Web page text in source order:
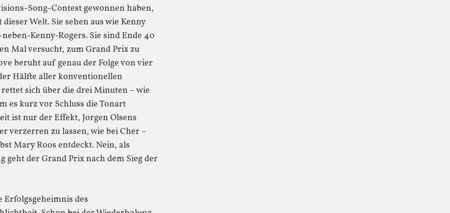
Song-Contest gewonnen haben,
Welt. Sie sehen aus wie Kenny
Kenny-Rogers. Sie sind Ende 40
Mal versucht, zum Grand Prix zu
beruht auf genau der Folge von vier
Hälfte aller konventionellen
sich über die drei Minuten – wie
es kurz vor Schluss die Tonart
ist nur der Effekt, Jorgen Olsens
verzerren zu lassen, wie bei Cher –
Mary Roos entdeckt. Nein, als
der Grand Prix nach dem Sieg der
Erfolgsgeheimnis des